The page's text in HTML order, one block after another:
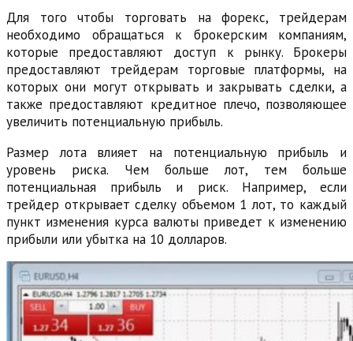
Для того чтобы торговать на форекс, трейдерам
необходимо обращаться к брокерским компаниям,
которые предоставляют доступ к рынку. Брокеры
предоставляют трейдерам торговые платформы, на
которых они могут открывать и закрывать сделки, а
также предоставляют кредитное плечо, позволяющее
увеличить потенциальную прибыль.
Размер лота влияет на потенциальную прибыль и
уровень риска. Чем больше лот, тем больше
потенциальная прибыль и риск. Например, если
трейдер открывает сделку объемом 1 лот, то каждый
пункт изменения курса валюты приведет к изменению
прибыли или убытка на 10 долларов.